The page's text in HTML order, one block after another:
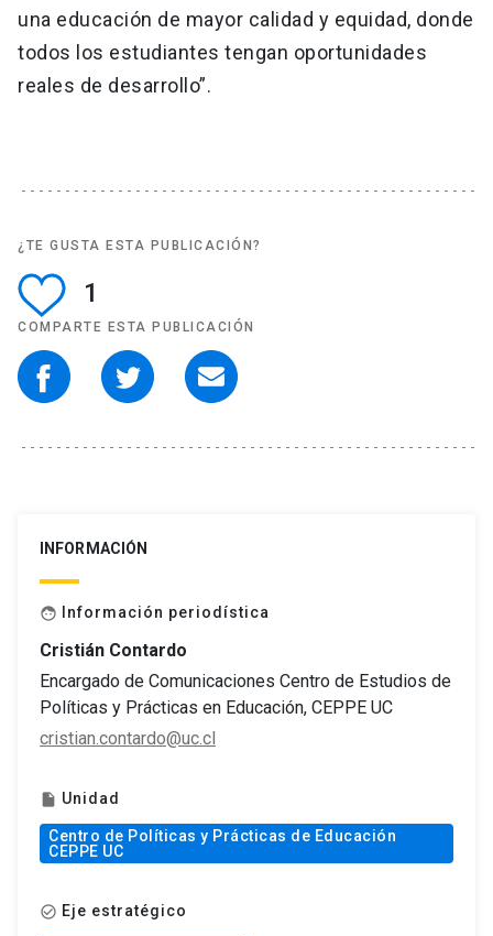
una educación de mayor calidad y equidad, donde
todos los estudiantes tengan oportunidades
reales de desarrollo”.
¿TE GUSTA ESTA PUBLICACIÓN?
1
COMPARTE ESTA PUBLICACIÓN
INFORMACIÓN
face Información periodística
Cristián Contardo
Encargado de Comunicaciones Centro de Estudios de
Políticas y Prácticas en Educación, CEPPE UC
cristian.contardo@uc.cl
insert_drive_file Unidad
Centro de Políticas y Prácticas de Educación
CEPPE UC
check_circle_outline Eje estratégico